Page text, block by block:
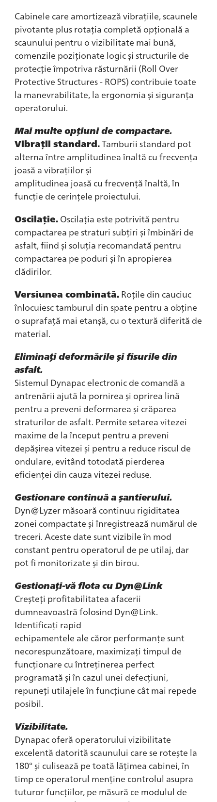
Cabinele care amortizează vibrațiile, scaunele
pivotante plus rotația completă opțională a
scaunului pentru o vizibilitate mai bună,
comenzile poziționate logic și structurile de
protecție împotriva răsturnării (Roll Over
Protective Structures - ROPS) contribuie toate
la manevrabilitate, la ergonomia și siguranța
operatorului.
Mai multe opțiuni de compactare.
Vibrații standard.Tamburii standard pot
alterna între amplitudinea înaltă cu frecvența
joasă a vibrațiilor și
amplitudinea joasă cu frecvență înaltă, în
funcție de cerințele proiectului.
Oscilație. Oscilația este potrivită pentru
compactarea pe straturi subțiri și îmbinări de
asfalt, fiind și soluția recomandată pentru
compactarea pe poduri și în apropierea
clădirilor.
Versiunea combinată. Roțile din cauciuc
înlocuiesc tamburul din spate pentru a obține
o suprafață mai etanșă, cu o textură diferită de
material.
Eliminați deformările și fisurile din
asfalt.
Sistemul Dynapac electronic de comandă a
antrenării ajută la pornirea și oprirea lină
pentru a preveni deformarea și crăparea
straturilor de asfalt. Permite setarea vitezei
maxime de la început pentru a preveni
depășirea vitezei și pentru a reduce riscul de
ondulare, evitând totodată pierderea
eficienței din cauza vitezei reduse.
Gestionare continuă a șantierului.
Dyn@Lyzer măsoară continuu rigiditatea
zonei compactate și înregistrează numărul de
treceri. Aceste date sunt vizibile în mod
constant pentru operatorul de pe utilaj, dar
pot fi monitorizate și din birou.
Gestionați-vă flota cu Dyn@Link
Creșteți profitabilitatea afacerii
dumneavoastră folosind Dyn@Link.
Identificați rapid
echipamentele ale căror performanțe sunt
necorespunzătoare, maximizați timpul de
funcționare cu întreținerea perfect
programată și în cazul unei defecțiuni,
repuneți utilajele în funcțiune cât mai repede
posibil.
Vizibilitate.
Dynapac oferă operatorului vizibilitate
excelentă datorită scaunului care se rotește la
180° și culisează pe toată lățimea cabinei, în
timp ce operatorul menține controlul asupra
tuturor funcțiilor, pe măsură ce modulul de